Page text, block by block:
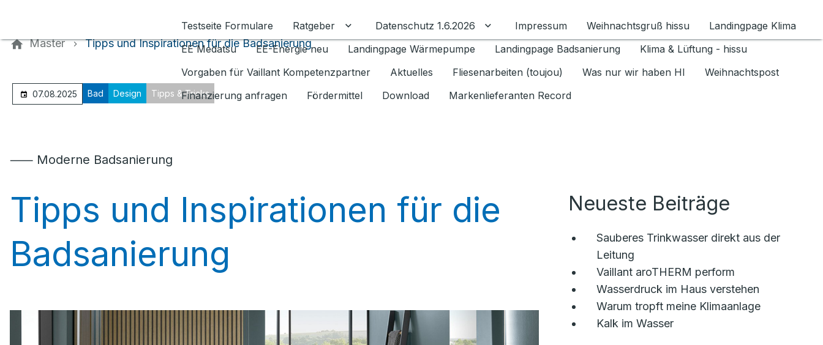
Testseite Formulare
Ratgeber Untermenü für Ratgeber umschalten
Datenschutz 1.6.2026 Untermenü für Datenschutz 1.6.2026 umschalten
Impressum Weihnachtsgruß hissu
Landingpage Klima
EE Medatsu
EE-Energie neu Landingpage Wärmepumpe Landingpage Badsanierung
Klima & Lüftung - hissu
Vorgaben für Vaillant Kompetenzpartner
Aktuelles Fliesenarbeiten (toujou) Was nur wir haben HI
Weihnachtspost
Finanzierung anfragen
Fördermittel Download Markenlieferanten Record
Master Tipps und Inspirationen für die Badsanierung
07.08.2025 Bad Design Tipps & Tricks
⸺ Moderne Badsanierung
Tipps und Inspirationen für die
Badsanierung
Neueste Beiträge
Sauberes Trinkwasser direkt aus der
Leitung
Vaillant aroTHERM perform
Wasserdruck im Haus verstehen
Warum tropft meine Klimaanlage
Kalk im Wasser